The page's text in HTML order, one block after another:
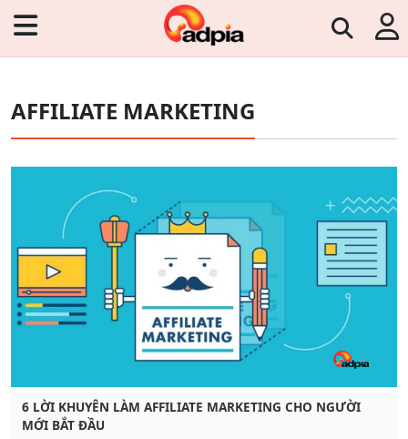
AFFILIATE MARKETING
6 LỜI KHUYÊN LÀM AFFILIATE MARKETING CHO NGƯỜI
MỚI BẮT ĐẦU